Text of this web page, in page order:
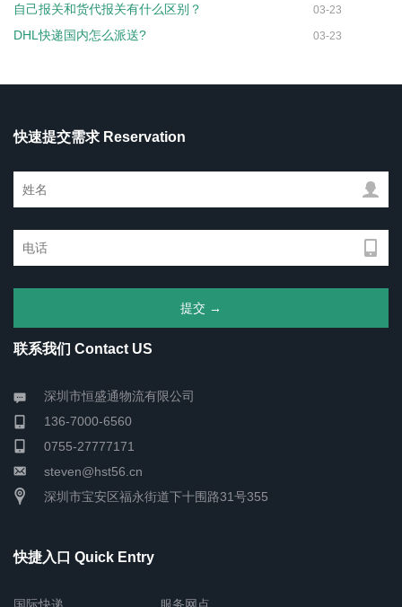
自己报关和货代报关有什么区别？ 03-23
DHL快递国内怎么派送? 03-23
快速提交需求 Reservation
联系我们 Contact US
深圳市恒盛通物流有限公司
136-7000-6560
0755-27777171
steven@hst56.cn
深圳市宝安区福永街道下十围路31号355
快捷入口 Quick Entry
国际快递 服务网点